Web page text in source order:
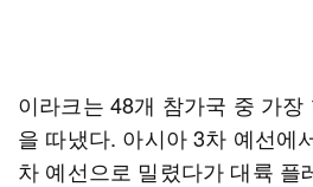
이라크는 48개 참가국 중 가장
을 따냈다. 아시아 3차 예선에
차 예선으로 밀렸다가 대륙 플